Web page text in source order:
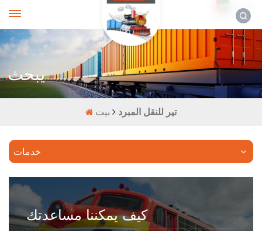
يبحث
تير للنقل المبرد
خدمات
كيف يمكننا مساعدتك